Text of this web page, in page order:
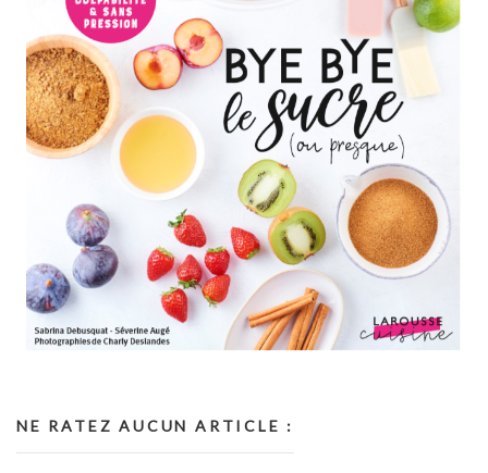
NE RATEZ AUCUN ARTICLE :